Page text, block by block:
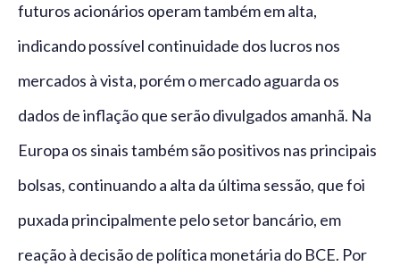
futuros acionários operam também em alta,
indicando possível continuidade dos lucros nos
mercados à vista, porém o mercado aguarda os
dados de inflação que serão divulgados amanhã. Na
Europa os sinais também são positivos nas principais
bolsas, continuando a alta da última sessão, que foi
puxada principalmente pelo setor bancário, em
reação à decisão de política monetária do BCE. Por